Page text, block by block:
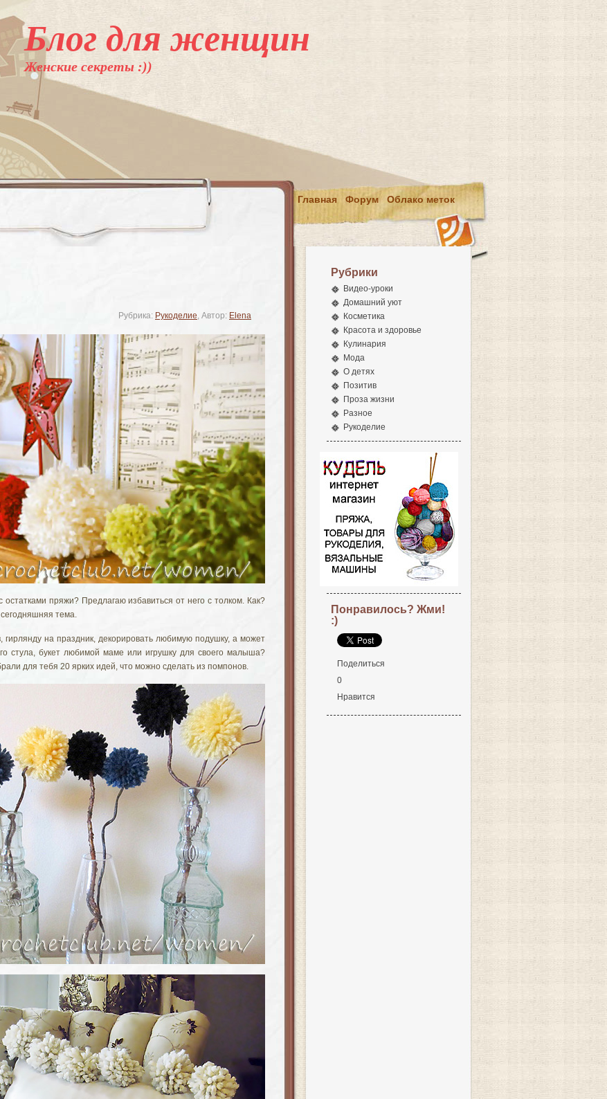
Блог для женщин
Женские секреты :))
Главная Форум Облако меток
Рубрика: Рукоделие, Автор: Elena
остатками пряжи? Предлагаю избавиться от него с толком. Как?
тема.
на праздник, декорировать любимую подушку, а может
стула, букет любимой маме или игрушку для своего малыша?
для тебя 20 ярких идей, что можно сделать из помпонов.
Рубрики
Видео-уроки
Домашний уют
Косметика
Красота и здоровье
Кулинария
Мода
О детях
Позитив
Проза жизни
Разное
Рукоделие
Понравилось? Жми!
:)
Поделиться
0
Нравится